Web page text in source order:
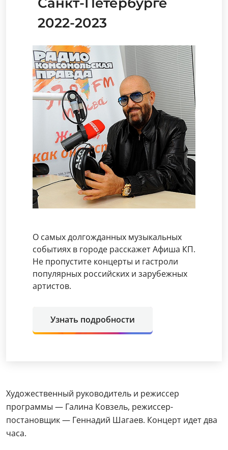
2022-2023
О самых долгожданных музыкальных
событиях в городе расскажет Афиша КП.
Не пропустите концерты и гастроли
популярных российских и зарубежных
артистов.
Узнать подробности
Художественный руководитель и режиссер
программы — Галина Ковзель, режиссер-
постановщик — Геннадий Шагаев. Концерт идет два
часа.